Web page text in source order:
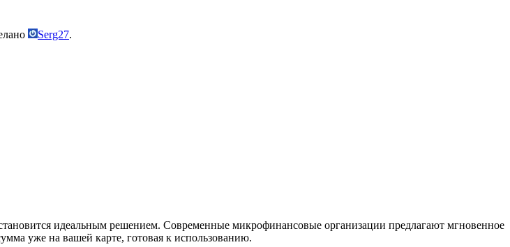
Serg27.
идеальным решением. Современные микрофинансовые организации предлагают мгновенное
уже на вашей карте, готовая к использованию.